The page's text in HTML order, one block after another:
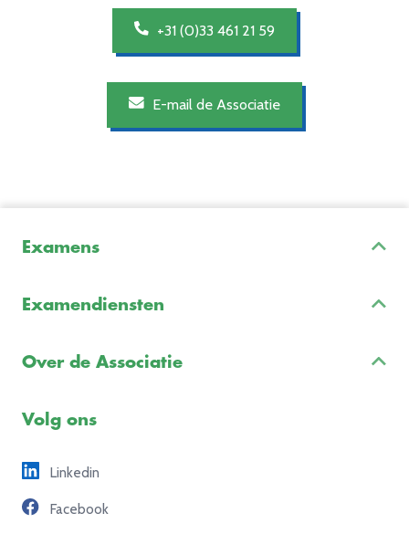
+31 (0)33 461 21 59
E-mail de Associatie
Examens
Examenreglement
Examendiensten
Over de Associatie
Freelance opdrachten
Partners
Contact
Volg ons
Linkedin
Facebook